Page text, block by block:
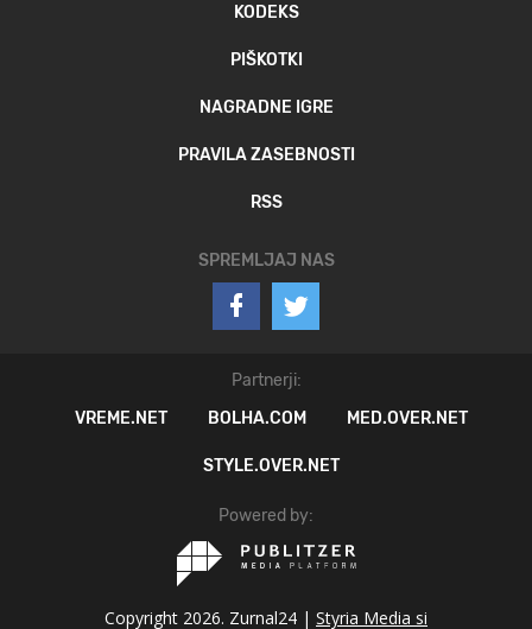
KODEKS
PIŠKOTKI
NAGRADNE IGRE
PRAVILA ZASEBNOSTI
RSS
SPREMLJAJ NAS
Partnerji:
VREME.NET
BOLHA.COM MED.OVER.NET
STYLE.OVER.NET
Powered by:
Copyright 2026. Zurnal24 | Styria Media si